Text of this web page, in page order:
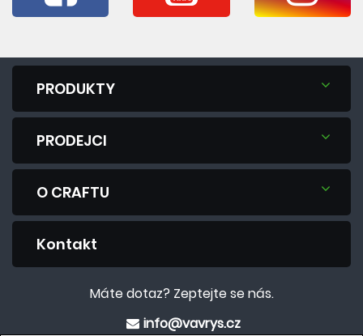
PRODUKTY
PRODEJCI
O CRAFTU
Kontakt
Máte dotaz? Zeptejte se nás.
info@vavrys.cz